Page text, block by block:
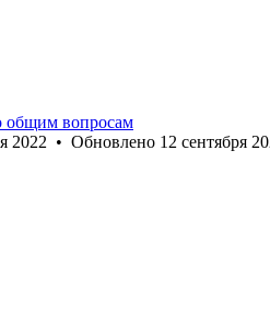
общим вопросам
2022 • Обновлено 12 сентября